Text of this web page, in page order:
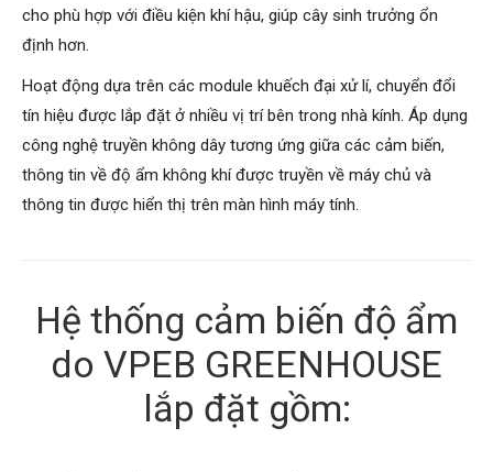
cho phù hợp với điều kiện khí hậu, giúp cây sinh trưởng ổn
định hơn.
Hoạt động dựa trên các module khuếch đại xử lí, chuyển đổi
tín hiệu được lắp đặt ở nhiều vị trí bên trong nhà kính. Áp dụng
công nghệ truyền không dây tương ứng giữa các cảm biến,
thông tin về độ ẩm không khí được truyền về máy chủ và
thông tin được hiển thị trên màn hình máy tính.
Hệ thống cảm biến độ ẩm
do VPEB GREENHOUSE
lắp đặt gồm: